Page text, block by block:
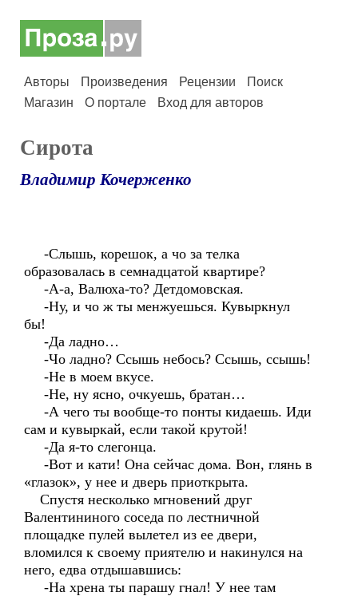
Авторы Произведения Рецензии
Поиск
Магазин
О портале Вход для авторов
Сирота
Владимир Кочерженко
-Слышь, корешок, а чо за телка
образовалась в семнадцатой квартире?
-А-а, Валюха-то? Детдомовская.
-Ну, и чо ж ты менжуешься. Кувыркнул
бы!
-Да ладно…
-Чо ладно? Ссышь небось? Ссышь, ссышь!
-Не в моем вкусе.
-Не, ну ясно, очкуешь, братан…
-А чего ты вообще-то понты кидаешь. Иди
сам и кувыркай, если такой крутой!
-Да я-то слегонца.
-Вот и кати! Она сейчас дома. Вон, глянь в
«глазок», у нее и дверь приоткрыта.
Спустя несколько мгновений друг
Валентининого соседа по лестничной
площадке пулей вылетел из ее двери,
вломился к своему приятелю и накинулся на
него, едва отдышавшись:
-На хрена ты парашу гнал! У нее там